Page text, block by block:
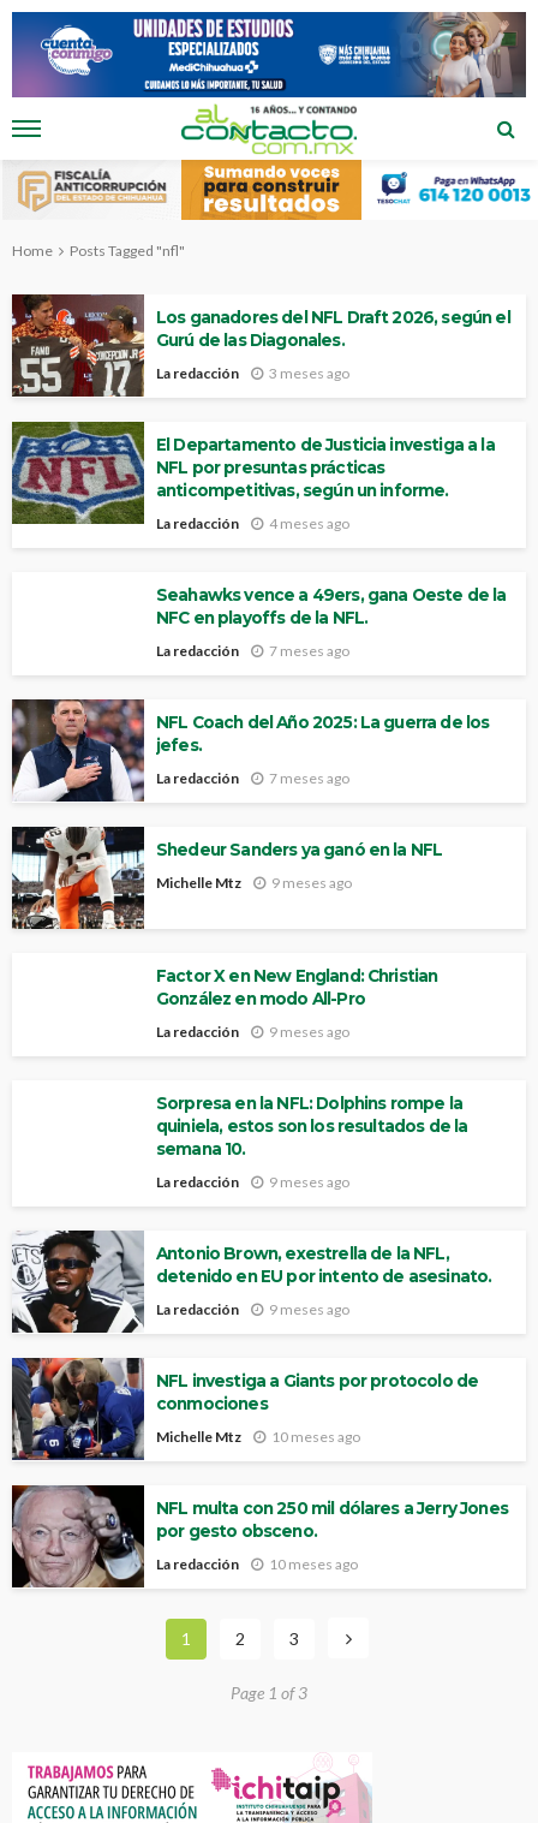
Home Posts Tagged "nfl"
Los ganadores del NFL Draft 2026, según el
Gurú de las Diagonales.
La redacción 3 meses ago
El Departamento de Justicia investiga a la
NFL por presuntas prácticas
anticompetitivas, según un informe.
La redacción 4 meses ago
Seahawks vence a 49ers, gana Oeste de la
NFC en playoffs de la NFL.
La redacción 7 meses ago
NFL Coach del Año 2025: La guerra de los
jefes.
La redacción 7 meses ago
Shedeur Sanders ya ganó en la NFL
Michelle Mtz 9 meses ago
Factor X en New England: Christian
González en modo All-Pro
La redacción 9 meses ago
Sorpresa en la NFL: Dolphins rompe la
quiniela, estos son los resultados de la
semana 10.
La redacción 9 meses ago
Antonio Brown, exestrella de la NFL,
detenido en EU por intento de asesinato.
La redacción 9 meses ago
NFL investiga a Giants por protocolo de
conmociones
Michelle Mtz 10 meses ago
NFL multa con 250 mil dólares a Jerry Jones
por gesto obsceno.
La redacción 10 meses ago
1 2 3
Page 1 of 3